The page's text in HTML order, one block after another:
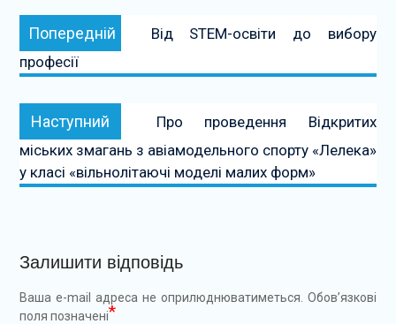
Навігація
записів
Попередній Попередній:
Від STEM-освіти до вибору
професії
Наступний Наступний:
Про проведення Відкритих
міських змагань з авіамодельного спорту «Лелека»
у класі «вільнолітаючі моделі малих форм»
Залишити відповідь
Ваша e-mail адреса не оприлюднюватиметься. Обов’язкові
поля позначені*